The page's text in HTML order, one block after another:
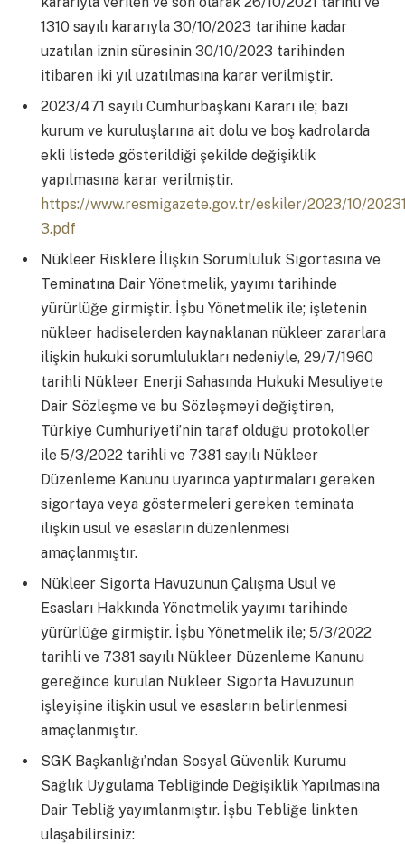
1310 sayılı kararıyla 30/10/2023 tarihine kadar
uzatılan iznin süresinin 30/10/2023 tarihinden
itibaren iki yıl uzatılmasına karar verilmiştir.
2023/471 sayılı Cumhurbaşkanı Kararı ile; bazı
kurum ve kuruluşlarına ait dolu ve boş kadrolarda
ekli listede gösterildiği şekilde değişiklik
yapılmasına karar verilmiştir.
https://www.resmigazete.gov.tr/eskiler/2023/10/
3.pdf
Nükleer Risklere İlişkin Sorumluluk Sigortasına ve
Teminatına Dair Yönetmelik, yayımı tarihinde
yürürlüğe girmiştir. İşbu Yönetmelik ile; işletenin
nükleer hadiselerden kaynaklanan nükleer zararlara
ilişkin hukuki sorumlulukları nedeniyle, 29/7/1960
tarihli Nükleer Enerji Sahasında Hukuki Mesuliyete
Dair Sözleşme ve bu Sözleşmeyi değiştiren,
Türkiye Cumhuriyeti’nin taraf olduğu protokoller
ile 5/3/2022 tarihli ve 7381 sayılı Nükleer
Düzenleme Kanunu uyarınca yaptırmaları gereken
sigortaya veya göstermeleri gereken teminata
ilişkin usul ve esasların düzenlenmesi
amaçlanmıştır.
Nükleer Sigorta Havuzunun Çalışma Usul ve
Esasları Hakkında Yönetmelik yayımı tarihinde
yürürlüğe girmiştir. İşbu Yönetmelik ile; 5/3/2022
tarihli ve 7381 sayılı Nükleer Düzenleme Kanunu
gereğince kurulan Nükleer Sigorta Havuzunun
işleyişine ilişkin usul ve esasların belirlenmesi
amaçlanmıştır.
SGK Başkanlığı’ndan Sosyal Güvenlik Kurumu
Sağlık Uygulama Tebliğinde Değişiklik Yapılmasına
Dair Tebliğ yayımlanmıştır. İşbu Tebliğe linkten
ulaşabilirsiniz: